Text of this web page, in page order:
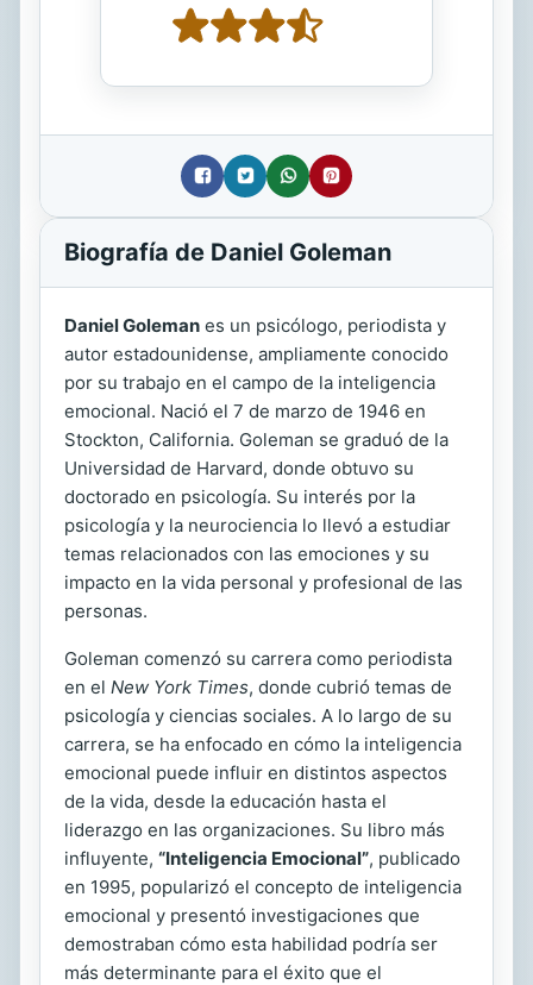
Biografía de Daniel Goleman
Daniel Goleman es un psicólogo, periodista y
autor estadounidense, ampliamente conocido
por su trabajo en el campo de la inteligencia
emocional. Nació el 7 de marzo de 1946 en
Stockton, California. Goleman se graduó de la
Universidad de Harvard, donde obtuvo su
doctorado en psicología. Su interés por la
psicología y la neurociencia lo llevó a estudiar
temas relacionados con las emociones y su
impacto en la vida personal y profesional de las
personas.
Goleman comenzó su carrera como periodista
en el New York Times, donde cubrió temas de
psicología y ciencias sociales. A lo largo de su
carrera, se ha enfocado en cómo la inteligencia
emocional puede influir en distintos aspectos
de la vida, desde la educación hasta el
liderazgo en las organizaciones. Su libro más
influyente, “Inteligencia Emocional”, publicado
en 1995, popularizó el concepto de inteligencia
emocional y presentó investigaciones que
demostraban cómo esta habilidad podría ser
más determinante para el éxito que el